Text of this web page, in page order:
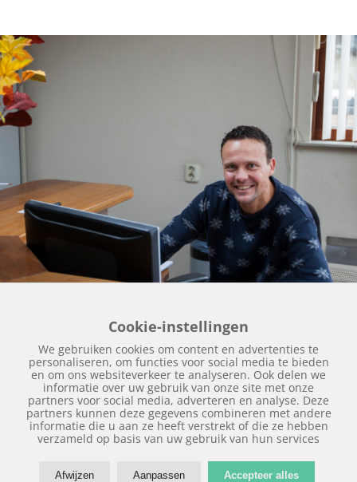
© Copyright2026 | Autospuitbedrijf Kuperus | Realisatie
doorSiteOnline |Privacy verklaring|Disclaimer|
Sitemap
Cookie-instellingen
We gebruiken cookies om content en advertenties te
personaliseren, om functies voor social media te bieden
en om ons websiteverkeer te analyseren. Ook delen we
informatie over uw gebruik van onze site met onze
partners voor social media, adverteren en analyse. Deze
partners kunnen deze gegevens combineren met andere
informatie die u aan ze heeft verstrekt of die ze hebben
verzameld op basis van uw gebruik van hun services
Afwijzen Aanpassen Accepteer alles